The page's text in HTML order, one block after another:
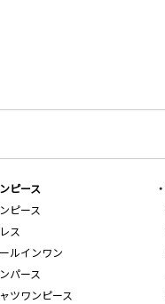
ピース
ピース
ス
ルインワン
パース
ツワンピース